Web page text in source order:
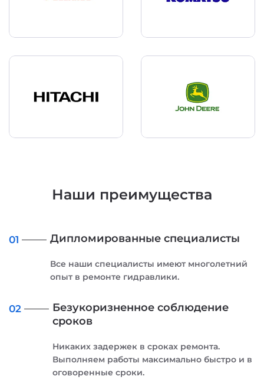
Наши преимущества
01 Дипломированные специалисты
Все наши специалисты имеют многолетний
опыт в ремонте гидравлики.
02
Безукоризненное соблюдение
сроков
Никаких задержек в сроках ремонта.
Выполняем работы максимально быстро и в
оговоренные сроки.